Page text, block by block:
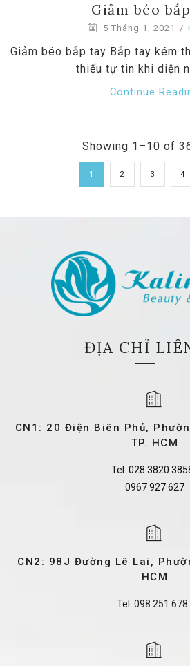
Giảm béo
5 Tháng 1, 2021 /
Giảm béo bắp tay Bắp tay kém
thiếu tự tin khi diện
Continue
Showing 1–10 of
1 2 3 4
ĐỊA CHỈ
CN1: 20 Điện Biên Phủ,
TP. HCM
Tel: 028 3820
0967 927 627
CN2: 98J Đường Lê Lai,
HCM
Tel: 098 251